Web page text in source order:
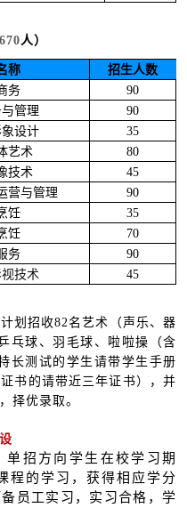
人）
称
招生人数
务
90
管理
90
设计
35
艺术
80
技术
45
营与管理
90
饪
35
饪
70
务
90
技术 45
划招收82名艺术（声乐、器
乓球、羽毛球、啦啦操（含
长测试的学生请带学生手册
书的请带近三年证书），并
择优录取。
招方向学生在校学习期
程的学习，获得相应学分
员工实习，实习合格，学